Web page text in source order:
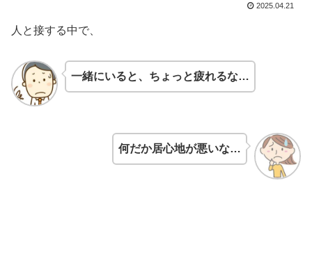
2025.04.21
人と接する中で、
一緒にいると、ちょっと疲れるな…
何だか居心地が悪いな…